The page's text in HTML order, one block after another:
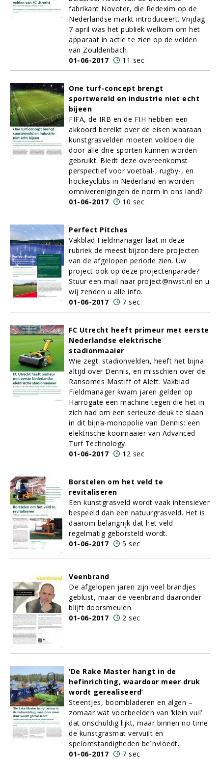
fabrikant Novoter, die Redexim op de
Nederlandse markt introduceert. Vrijdag
7 april was het publiek welkom om het
apparaat in actie te zien op de velden
van Zouldenbach.
01-06-2017
11 sec
One turf-concept brengt
sportwereld en industrie niet echt
bijeen
FIFA, de IRB en de FIH hebben een
akkoord bereikt over de eisen waaraan
kunstgrasvelden moeten voldoen die
door alle drie sporten kunnen worden
gebruikt. Biedt deze overeenkomst
perspectief voor voetbal-, rugby-, en
hockeyclubs in Nederland en worden
omniverenigingen de norm in ons land?
01-06-2017
10 sec
Perfect Pitches
Vakblad Fieldmanager laat in deze
rubriek de meest bijzondere projecten
van de afgelopen periode zien. Uw
project ook op deze projectenparade?
Stuur een mail naar project@nwst.nl en u
wij zenden u alle info.
01-06-2017
7 sec
FC Utrecht heeft primeur met eerste
Nederlandse elektrische
stadionmaaier
Wie zegt: stadionvelden, heeft het bijna
altijd over Dennis, en misschien over de
Ransomes Mastiff of Alett. Vakblad
Fieldmanager kwam jaren gelden op
Harrogate een machine tegen die het in
zich had om een serieuze deuk te slaan
in dit bijna-monopolie van Dennis: een
elektrische kooimaaier van Advanced
Turf Technology.
01-06-2017
12 sec
Borstelen om het veld te
revitaliseren
Een kunstgrasveld wordt vaak intensiever
bespeeld dan een natuurgrasveld. Het is
daarom belangrijk dat het veld
regelmatig geborsteld wordt.
01-06-2017
5 sec
Veenbrand
De afgelopen jaren zijn veel brandjes
geblust, maar de veenbrand daaronder
blijft doorsmeulen
01-06-2017
2 sec
‘De Rake Master hangt in de
hefinrichting, waardoor meer druk
wordt gerealiseerd’
Steentjes, boombladeren en algen –
zomaar wat voorbeelden van ‘klein vuil’
dat onschuldig lijkt, maar binnen no time
de kunstgrasmat vervuilt en
spelomstandigheden beïnvloedt.
01-06-2017
7 sec